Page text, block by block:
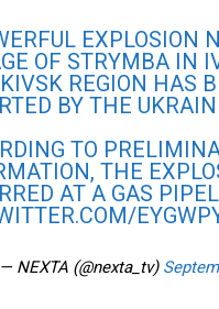
EXPLOSION
OF STRYMBA IN
REGION HAS
BY THE
TO
THE
AT A GAS
— NEXTA (@nexta_tv)